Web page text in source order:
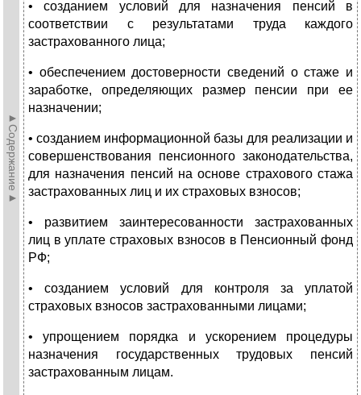
►Содержание►
• созданием условий для назначения пенсий в
соответствии с результатами труда каждого
застрахованного лица;
• обеспечением достоверности сведений о стаже и
заработ­ке, определяющих размер пенсии при ее
назначении;
• созданием информационной базы для реализации и
совершенствования пенсионного законодательства,
для на­значения пенсий на основе страхового стажа
застрахо­ванных лиц и их страховых взносов;
• развитием заинтересованности застрахованных
лиц в уп­лате страховых взносов в Пенсионный фонд
РФ;
• созданием условий для контроля за уплатой
страховых взносов застрахованными лицами;
• упрощением порядка и ускорением процедуры
назначе­ния государственных трудовых пенсий
застрахованным лицам.